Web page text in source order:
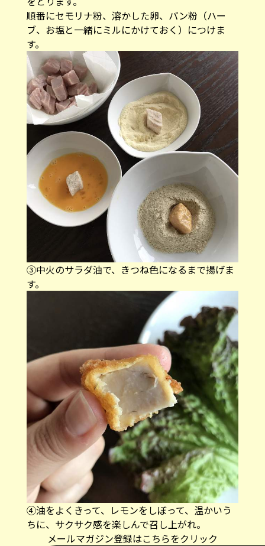
順番にセモリナ粉、溶かした卵、パン粉（ハー
ブ、お塩と一緒にミルにかけておく）につけま
す。
③中火のサラダ油で、きつね色になるまで揚げま
す。
④油をよくきって、レモンをしぼって、温かいう
ちに、サクサク感を楽しんで召し上がれ。
メールマガジン登録はこちらをクリック